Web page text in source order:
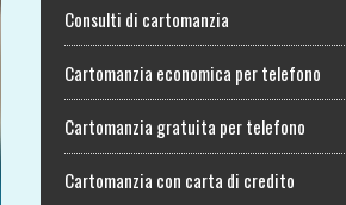
Consulti di cartomanzia
Cartomanzia economica per telefono
Cartomanzia gratuita per telefono
Cartomanzia con carta di credito